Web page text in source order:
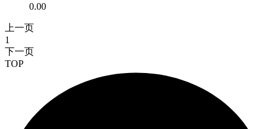
0.00
上一页
1
下一页
TOP